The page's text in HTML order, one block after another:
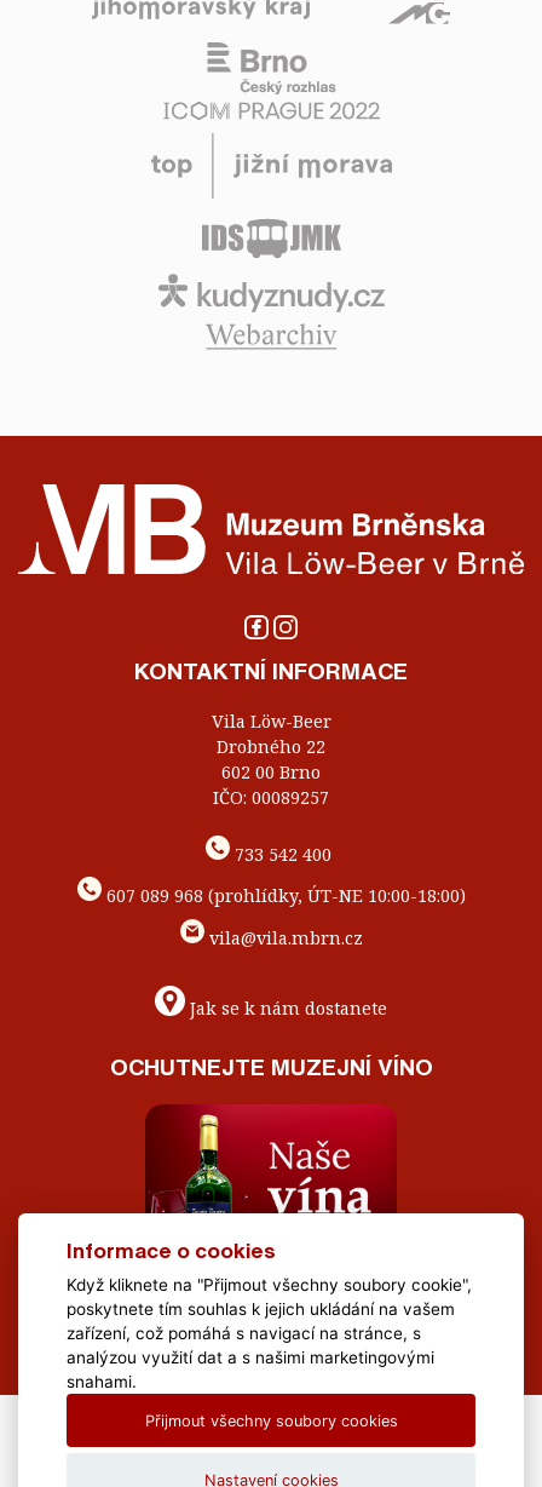
KONTAKTNÍ INFORMACE
Vila Löw-Beer
Drobného 22
602 00 Brno
IČO: 00089257
733 542 400
607 089 968 (prohlídky, ÚT-NE 10:00-18:00)
vila@vila.mbrn.cz
Jak se k nám dostanete
OCHUTNEJTE MUZEJNÍ VÍNO
All Rights Reserved Muzeum Brněnska © 2020, Webdesign by
Informace o cookies
Když kliknete na "Přijmout všechny soubory cookie",
poskytnete tím souhlas k jejich ukládání na vašem
zařízení, což pomáhá s navigací na stránce, s
analýzou využití dat a s našimi marketingovými
snahami.
Přijmout všechny soubory cookies
Nastavení cookies